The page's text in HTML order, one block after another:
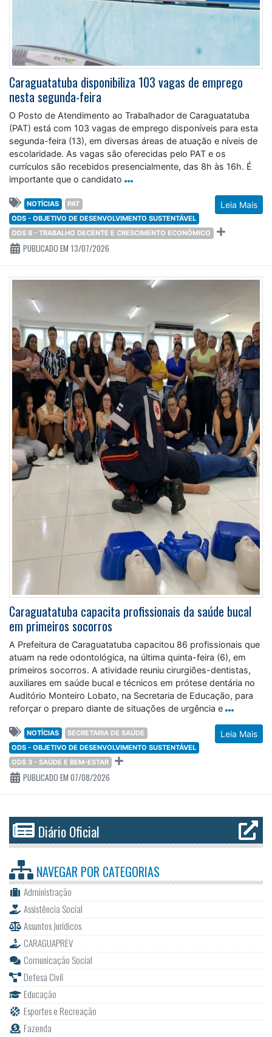
Caraguatatuba disponibiliza 103 vagas de emprego
nesta segunda-feira
O Posto de Atendimento ao Trabalhador de Caraguatatuba
(PAT) está com 103 vagas de emprego disponíveis para esta
segunda-feira (13), em diversas áreas de atuação e níveis de
escolaridade. As vagas são oferecidas pelo PAT e os
currículos são recebidos presencialmente, das 8h às 16h. É
importante que o candidato
Leia Mais
NOTÍCIAS
PAT
ODS - OBJETIVO DE DESENVOLVIMENTO SUSTENTÁVEL
ODS 8 - TRABALHO DECENTE E CRESCIMENTO ECONÔMICO
PUBLICADO EM 13/07/2026
Caraguatatuba capacita profissionais da saúde bucal
em primeiros socorros
A Prefeitura de Caraguatatuba capacitou 86 profissionais que
atuam na rede odontológica, na última quinta-feira (6), em
primeiros socorros. A atividade reuniu cirurgiões-dentistas,
auxiliares em saúde bucal e técnicos em prótese dentária no
Auditório Monteiro Lobato, na Secretaria de Educação, para
reforçar o preparo diante de situações de urgência e
Leia Mais
NOTÍCIAS
SECRETARIA DE SAÚDE
ODS - OBJETIVO DE DESENVOLVIMENTO SUSTENTÁVEL
ODS 3 - SAÚDE E BEM-ESTAR
PUBLICADO EM 07/08/2026
Diário Oficial
NAVEGAR POR CATEGORIAS
Administração
Assistência Social
Assuntos Jurídicos
CARAGUAPREV
Comunicação Social
Defesa Civil
Educação
Esportes e Recreação
Fazenda